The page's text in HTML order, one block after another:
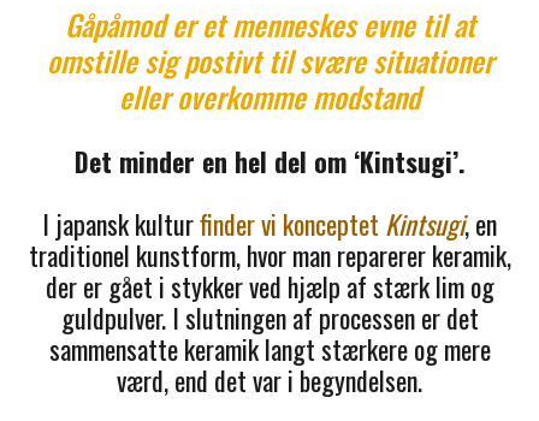
Gåpåmod er et menneskes evne til at
omstille sig postivt til svære situationer
eller overkomme modstand
Det minder en hel del om ‘Kintsugi’.
I japansk kulturfinder vi konceptet Kintsugi, en
traditionel kunstform, hvor man reparerer keramik,
der er gået i stykker ved hjælp af stærk lim og
guldpulver. I slutningen af processen er det
sammensatte keramik langt stærkere og mere
værd, end det var i begyndelsen.